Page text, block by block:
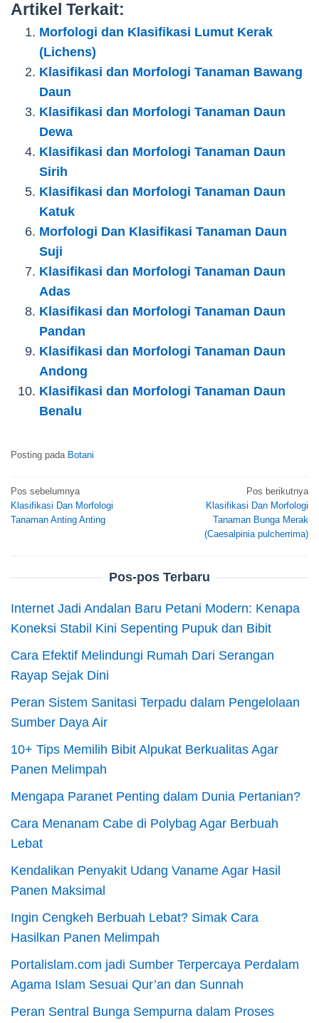
Artikel Terkait:
Morfologi dan Klasifikasi Lumut Kerak
(Lichens)
Klasifikasi dan Morfologi Tanaman Bawang
Daun
Klasifikasi dan Morfologi Tanaman Daun
Dewa
Klasifikasi dan Morfologi Tanaman Daun
Sirih
Klasifikasi dan Morfologi Tanaman Daun
Katuk
Morfologi Dan Klasifikasi Tanaman Daun
Suji
Klasifikasi dan Morfologi Tanaman Daun
Adas
Klasifikasi dan Morfologi Tanaman Daun
Pandan
Klasifikasi dan Morfologi Tanaman Daun
Andong
Klasifikasi dan Morfologi Tanaman Daun
Benalu
Posting pada Botani
Navigasi
pos
Pos sebelumnya
Klasifikasi Dan Morfologi
Tanaman Anting Anting
Pos berikutnya
Klasifikasi Dan Morfologi
Tanaman Bunga Merak
(Caesalpinia pulcherrima)
Pos-pos Terbaru
Internet Jadi Andalan Baru Petani Modern: Kenapa
Koneksi Stabil Kini Sepenting Pupuk dan Bibit
Cara Efektif Melindungi Rumah Dari Serangan
Rayap Sejak Dini
Peran Sistem Sanitasi Terpadu dalam Pengelolaan
Sumber Daya Air
10+ Tips Memilih Bibit Alpukat Berkualitas Agar
Panen Melimpah
Mengapa Paranet Penting dalam Dunia Pertanian?
Cara Menanam Cabe di Polybag Agar Berbuah
Lebat
Kendalikan Penyakit Udang Vaname Agar Hasil
Panen Maksimal
Ingin Cengkeh Berbuah Lebat? Simak Cara
Hasilkan Panen Melimpah
Portalislam.com jadi Sumber Terpercaya Perdalam
Agama Islam Sesuai Qur’an dan Sunnah
Peran Sentral Bunga Sempurna dalam Proses